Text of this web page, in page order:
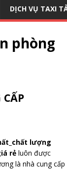
DỊCH VỤ TAXI
phòng
lượng
rẻ luôn được
là nhà cung cấp